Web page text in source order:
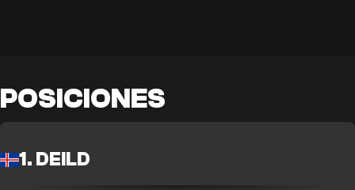
POSICIONES
1. DEILD